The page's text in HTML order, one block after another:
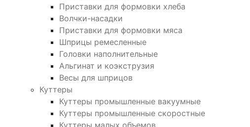
Приставки для формовки хлеба
Волчки-насадки
Приставки для формовки мяса
Шприцы ремесленные
Головки наполнительные
Альгинат и коэкструзия
Весы для шприцов
Куттеры
Куттеры промышленные вакуумные
Куттеры промышленные скоростные
Куттеры малых объемов